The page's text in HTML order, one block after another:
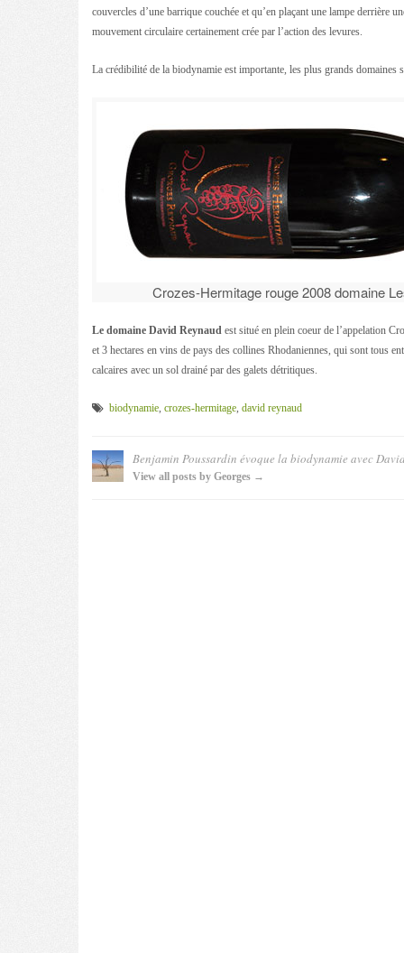
couvercles d’une barrique couchée et qu’en plaçant une lampe derrière
mouvement circulaire certainement crée par l’action des levures.
La crédibilité de la biodynamie est importante, les plus grands domaines
Crozes-Hermitage rouge 2008 domaine
Le domaine David Reynaud est situé en plein coeur de l’appelation
et 3 hectares en vins de pays des collines Rhodaniennes, qui sont tous
calcaires avec un sol drainé par des galets détritiques.
biodynamie, crozes-hermitage, david reynaud
Benjamin Poussardin évoque la biodynamie avec
View all posts by Georges →